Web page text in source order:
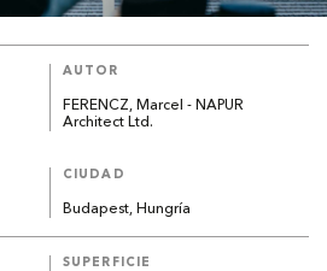
AUTOR
FERENCZ, Marcel - NAPUR
Architect Ltd.
CIUDAD
Budapest, Hungría
SUPERFICIE